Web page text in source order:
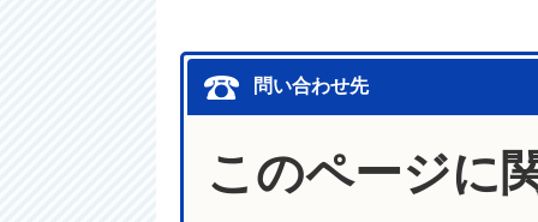
問い合わせ先
このページに